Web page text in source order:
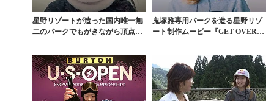
星野リゾートが造った国内唯一無
二のパークでもがきながら頂点を
鬼塚雅専用パークを造る星野リゾ
ート制作ムービー『GET OVER』